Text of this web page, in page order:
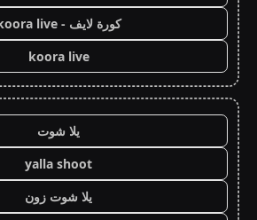
كورة لايف - koora live
koora live
يلا شوت
yalla shoot
يلا شوت زون